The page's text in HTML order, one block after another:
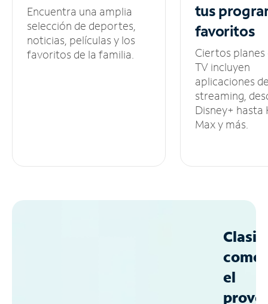
Encuentra una amplia
selección de deportes,
noticias, películas y los
favoritos de la familia.
tus
favoritos
Ciertos planes
TV incluyen
aplicaciones
streaming,
Disney+ hasta
Max y más.
como
el